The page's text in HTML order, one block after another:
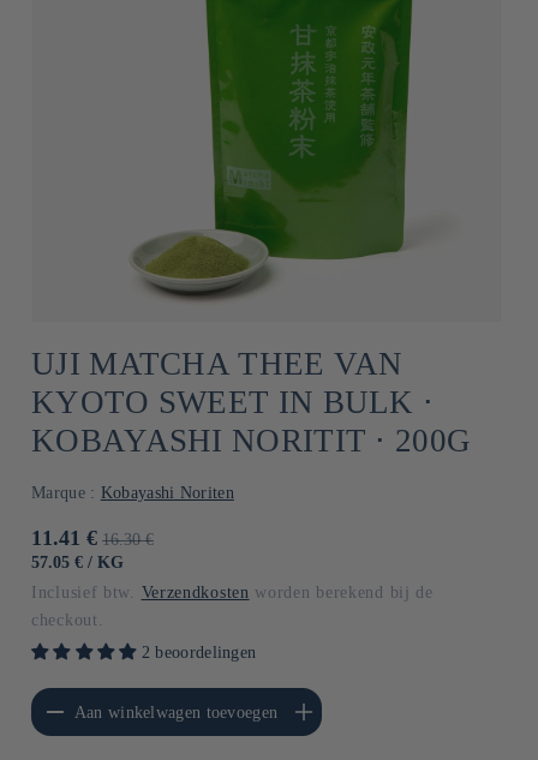
UJI MATCHA THEE VAN
KYOTO SWEET IN BULK ⋅
KOBAYASHI NORITIT ⋅ 200G
Marque : Kobayashi Noriten
Aanbiedingsprijs
11.41 € Normale
prijs
16.30 €
EENHEIDSPRIJS
57.05 € / PER
KG
Inclusief btw. Verzendkosten worden berekend bij de
checkout.
2 beoordelingen
voor Default
Title
Aan winkelwagen toevoegen
Aantal verhogen voor Default
Title